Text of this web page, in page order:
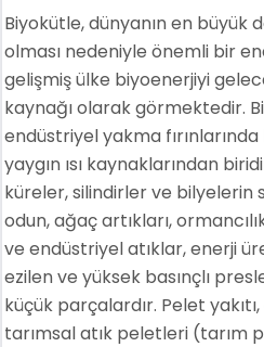
Biyokütle, dünyanın en büyük
olması nedeniyle önemli bir
gelişmiş ülke biyoenerjiyi
kaynağı olarak görmektedir.
endüstriyel yakma
yaygın ısı kaynaklarından
küreler, silindirler ve bilyelerin
odun, ağaç artıkları,
ve endüstriyel atıklar, enerji
ezilen ve yüksek basınçlı
küçük parçalardır. Pelet
tarımsal atık peletleri (tarım